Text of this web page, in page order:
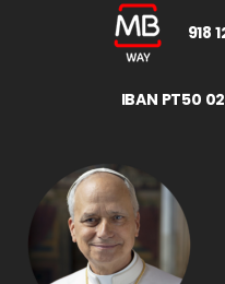
918
IBAN PT50